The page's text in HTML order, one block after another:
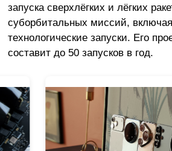
запуска сверхлёгких и лёгких
суборбитальных миссий,
технологические запуски. Его
составит до 50 запусков в год.